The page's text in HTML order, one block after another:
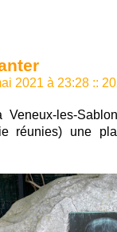
2021 à 23:28 ::
Veneux-les-
réunies) une